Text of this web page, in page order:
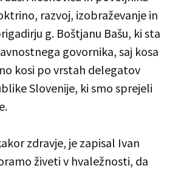
razvoj, izobraževanje in
g. Boštjanu Bašu, ki sta
govornika, saj kosa
kosi po vrstah delegatov
Slovenije, ki smo sprejeli
zdravje, je zapisal Ivan
živeti v hvaležnosti, da